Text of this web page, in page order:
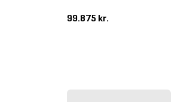
99.875 kr.